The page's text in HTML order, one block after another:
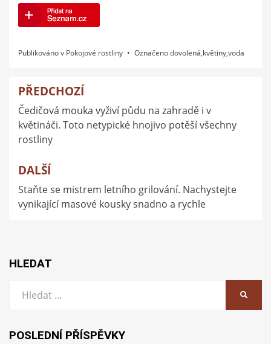
Publikováno v Pokojové rostliny Označenodovolená,květiny,voda
Navigace
pro
příspěvek
PŘEDCHOZÍ
Čedičová mouka vyživí půdu na zahradě i v
květináči. Toto netypické hnojivo potěší všechny
rostliny
DALŠÍ
Staňte se mistrem letního grilování. Nachystejte
vynikající masové kousky snadno a rychle
HLEDAT
POSLEDNÍ PŘÍSPĚVKY